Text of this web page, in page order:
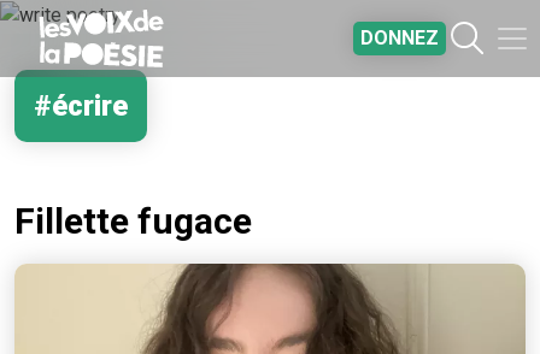
DONNEZ
#écrire
Fillette fugace